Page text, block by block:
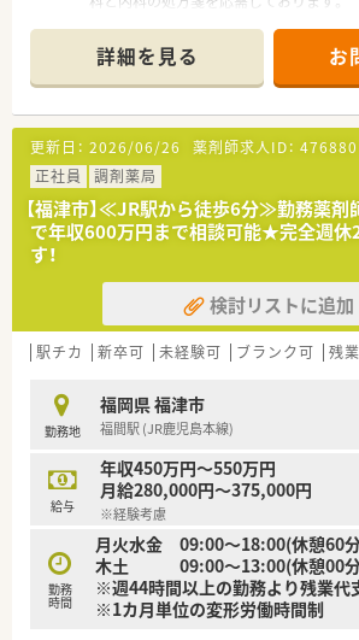
制で患者さまに対応しています。
■薬剤師は正社員2名とパート4名が在籍
剤業務にあたっています。
【募集背景と求める人物像について】
■今回の正社員薬剤師の募集は増員のた
に向けた採用であります。
■地域医療に貢献したいという強い想い
募を歓迎いたします。
■待合室での患者さまとのコミュニケー
【法人特徴について】
■福岡県と熊本県を中心に29店舗の薬局
に根差したサービスを提供しています。
まれる空間づくりを目指しています。
■患者さまが待ち時間を苦痛に感じない
イや地域の作品展示に力を入れています。
【求人情報について】
■経験に応じて年収450万円から最大580
正社員の募集であります。
■年間休日数は4週8休に加え、夏季・年末
暇も取得可能です。
■退職金制度や教育制度、定期健康診断、
福利厚生がございます。
詳細を見る お
更新日： 2026/06/26 薬剤師求人ID： 476880
正社員
調剤薬局
【福津市】≪JR駅から徒歩6分≫勤務薬剤
で年収600万円まで相談可能★完全週休
す！
検討リストに追加
駅チカ 新卒可 未経験可 ブランク可 残
勤務地
福岡県 福津市
福間駅 (JR鹿児島本線)
給与
年収450万円～550万円
月給280,000円～375,000円
※経験考慮
勤務
時間
月火水金 09:00～18:00(休憩60
木土 09:00～13:00(休憩00
※週44時間以上の勤務より残業代
※1カ月単位の変形労働時間制